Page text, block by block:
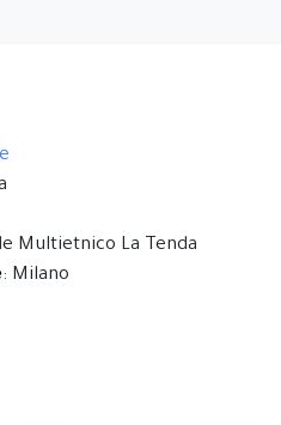
Multietnico La Tenda
: Milano